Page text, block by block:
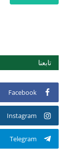
تابعنا
Facebook
Instagram
Telegram